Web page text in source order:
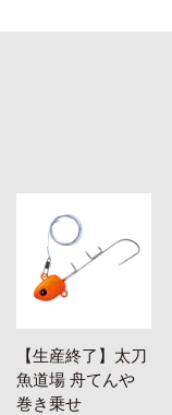
【生産終了】太刀
魚道場 舟てんや
巻き乗せ